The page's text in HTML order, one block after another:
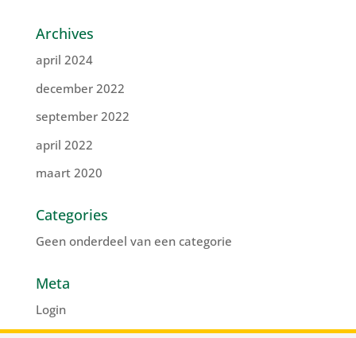
Archives
april 2024
december 2022
september 2022
april 2022
maart 2020
Categories
Geen onderdeel van een categorie
Meta
Login